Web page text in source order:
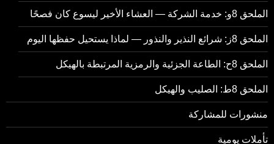
الملحق 8و: خدمة الشركة — العشاء الأخير ليسوع كان فصحًا
الملحق 8ز: شرائع النذير والنذور — لماذا يستحيل حفظها اليوم
الملحق 8ح: الطاعة الجزئية والرمزية المرتبطة بالهيكل
الملحق 8ط: الصليب والهيكل
منشورات للمشاركة
تأملات يومية